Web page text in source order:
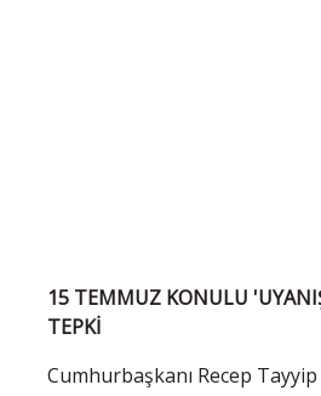
15 TEMMUZ KONULU
TEPKİ
Cumhurbaşkanı Recep Tayyip